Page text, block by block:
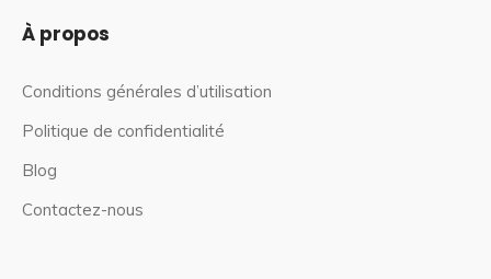
À propos
Conditions générales d’utilisation
Politique de confidentialité
Blog
Contactez-nous